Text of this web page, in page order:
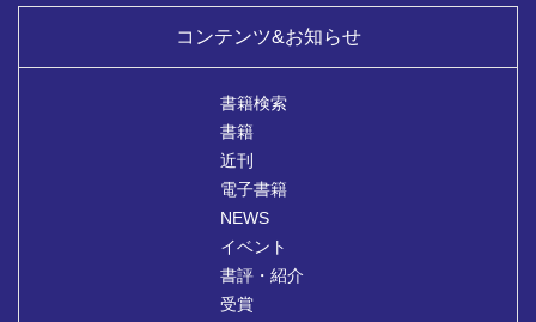
コンテンツ&お知らせ
書籍検索
書籍
近刊
電子書籍
NEWS
イベント
書評・紹介
受賞